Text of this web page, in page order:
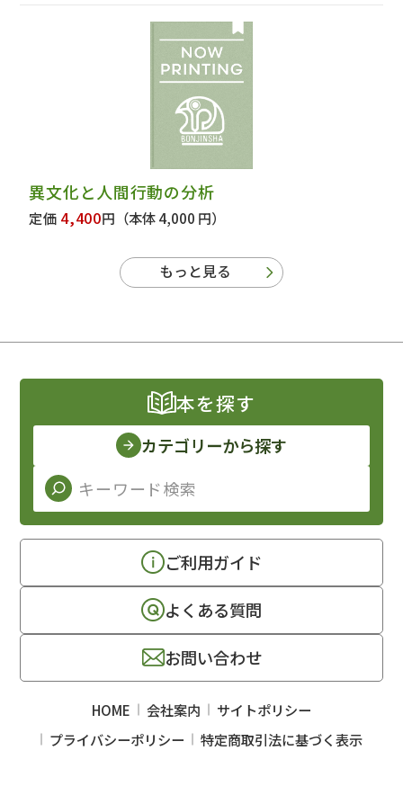
異文化と人間行動の分析
定価 4,400円 （本体 4,000 円）
もっと見る
本を探す
カテゴリーから探す
ご利用ガイド
よくある質問
お問い合わせ
HOME 会社案内
サイトポリシー
プライバシーポリシー
特定商取引法に基づく表示